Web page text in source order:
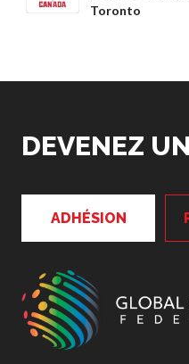
Para/Fauteuil Roulant
Endroits où jouer
formation des
entraîneurs
Toronto
DEVENEZ
ADHÉSION